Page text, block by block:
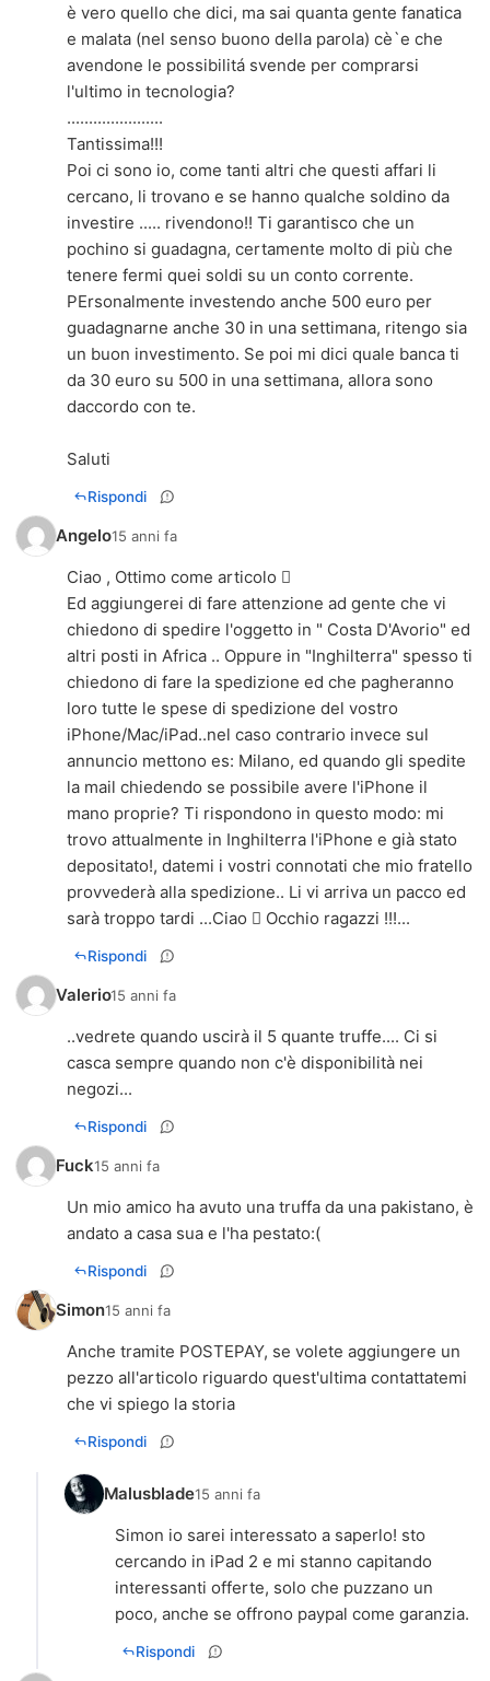
è vero quello che dici, ma sai quanta gente fanatica
e malata (nel senso buono della parola) cè`e che
avendone le possibilitá svende per comprarsi
l'ultimo in tecnologia?
......................
Tantissima!!!
Poi ci sono io, come tanti altri che questi affari li
cercano, li trovano e se hanno qualche soldino da
investire ..... rivendono!! Ti garantisco che un
pochino si guadagna, certamente molto di più che
tenere fermi quei soldi su un conto corrente.
PErsonalmente investendo anche 500 euro per
guadagnarne anche 30 in una settimana, ritengo sia
un buon investimento. Se poi mi dici quale banca ti
da 30 euro su 500 in una settimana, allora sono
daccordo con te.
Saluti
Rispondi
Angelo15 anni fa
Ciao , Ottimo come articolo 
Ed aggiungerei di fare attenzione ad gente che vi
chiedono di spedire l'oggetto in " Costa D'Avorio" ed
altri posti in Africa .. Oppure in "Inghilterra" spesso ti
chiedono di fare la spedizione ed che pagheranno
loro tutte le spese di spedizione del vostro
iPhone/Mac/iPad..nel caso contrario invece sul
annuncio mettono es: Milano, ed quando gli spedite
la mail chiedendo se possibile avere l'iPhone il
mano proprie? Ti rispondono in questo modo: mi
trovo attualmente in Inghilterra l'iPhone e già stato
depositato!, datemi i vostri connotati che mio fratello
provvederà alla spedizione.. Li vi arriva un pacco ed
sarà troppo tardi ...Ciao  Occhio ragazzi !!!...
Rispondi
Valerio15 anni fa
..vedrete quando uscirà il 5 quante truffe.... Ci si
casca sempre quando non c'è disponibilità nei
negozi...
Rispondi
Fuck15 anni fa
Un mio amico ha avuto una truffa da una pakistano, è
andato a casa sua e l'ha pestato:(
Rispondi
Simon15 anni fa
Anche tramite POSTEPAY, se volete aggiungere un
pezzo all'articolo riguardo quest'ultima contattatemi
che vi spiego la storia
Rispondi
Malusblade15 anni fa
Simon io sarei interessato a saperlo! sto
cercando in iPad 2 e mi stanno capitando
interessanti offerte, solo che puzzano un
poco, anche se offrono paypal come garanzia.
Rispondi